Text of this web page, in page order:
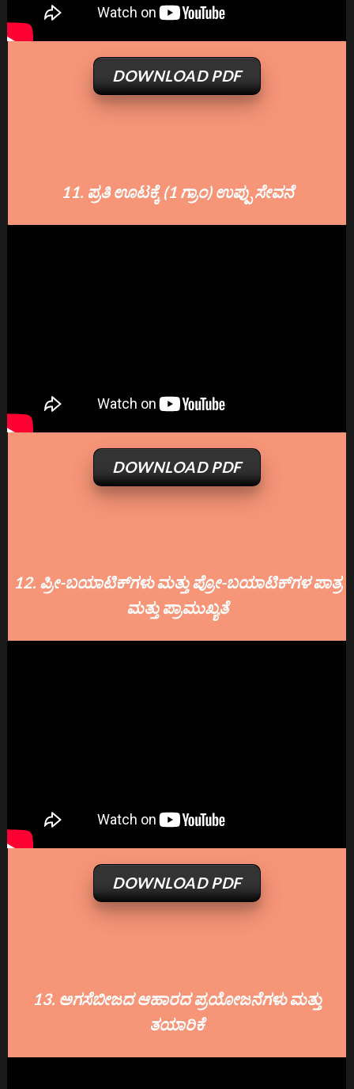
DOWNLOAD PDF
11. ಪ್ರತಿ ಊಟಕ್ಕೆ (1 ಗ್ರಾಂ) ಉಪ್ಪು ಸೇವನೆ
DOWNLOAD PDF
12. ಪ್ರೀ-ಬಯಾಟಿಕ್‌ಗಳು ಮತ್ತು ಪ್ರೋ-ಬಯಾಟಿಕ್‌ಗಳ ಪಾತ್ರ
ಮತ್ತು ಪ್ರಾಮುಖ್ಯತೆ
DOWNLOAD PDF
13. ಅಗಸೆಬೀಜದ ಆಹಾರದ ಪ್ರಯೋಜನೆಗಳು ಮತ್ತು
ತಯಾರಿಕೆ